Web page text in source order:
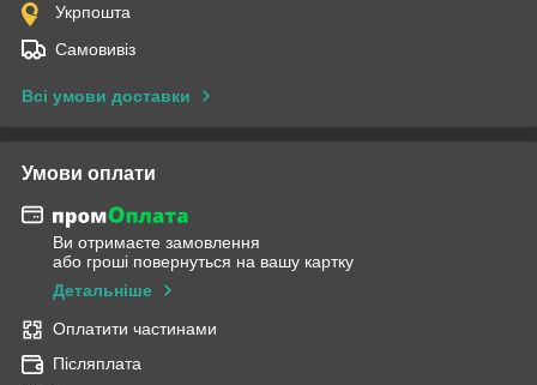
Укрпошта
Самовивіз
Всі умови доставки
Умови оплати
Ви отримаєте замовлення
або гроші повернуться на вашу картку
Детальніше
Оплатити частинами
Післяплата